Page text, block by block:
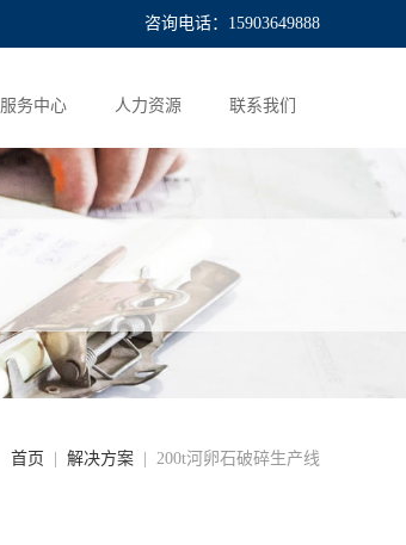
咨询电话：15903649888
服务中心 人力资源 联系我们
首页 解决方案 | 200t河卵石破碎生产线